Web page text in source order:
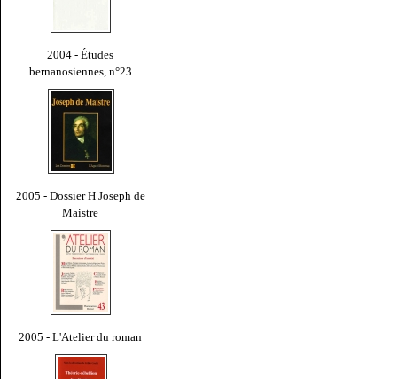
2004 - Études
bernanosiennes, n°23
2005 - Dossier H Joseph de
Maistre
2005 - L'Atelier du roman